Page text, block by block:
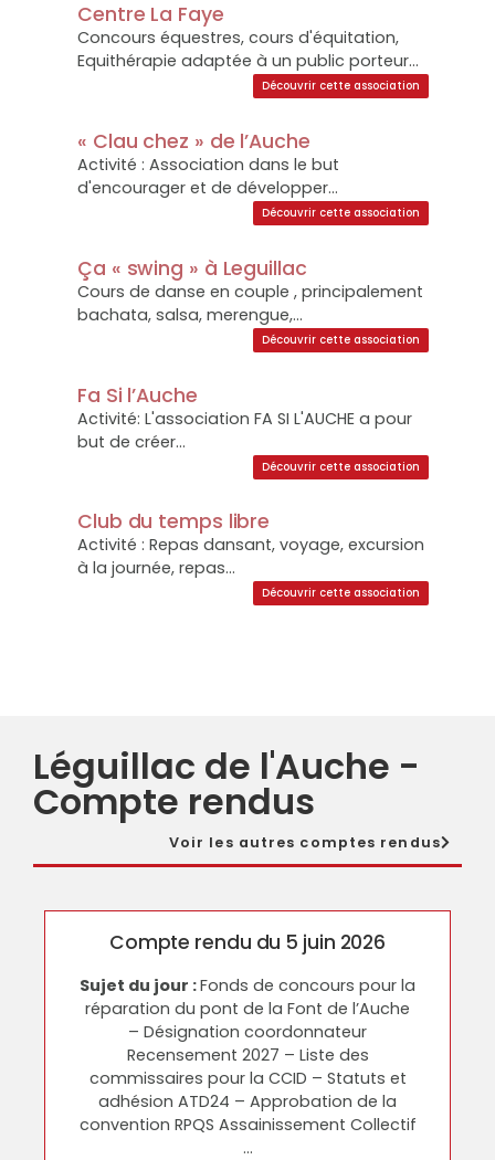
Centre La Faye
Concours équestres, cours d'équitation,
Equithérapie adaptée à un public porteur...
Découvrir cette association
« Clau chez » de l’Auche
Activité : Association dans le but
d'encourager et de développer...
Découvrir cette association
Ça « swing » à Leguillac
Cours de danse en couple , principalement
bachata, salsa, merengue,...
Découvrir cette association
Fa Si l’Auche
Activité: L'association FA SI L'AUCHE a pour
but de créer...
Découvrir cette association
Club du temps libre
Activité : Repas dansant, voyage, excursion
à la journée, repas...
Découvrir cette association
Léguillac de l'Auche -
Compte rendus
Voir les autres comptes rendus
Compte rendu du 5 juin 2026
Sujet du jour :Fonds de concours pour la
réparation du pont de la Font de l’Auche
– Désignation coordonnateur
Recensement 2027 – Liste des
commissaires pour la CCID – Statuts et
adhésion ATD24 – Approbation de la
convention RPQS Assainissement Collectif
…